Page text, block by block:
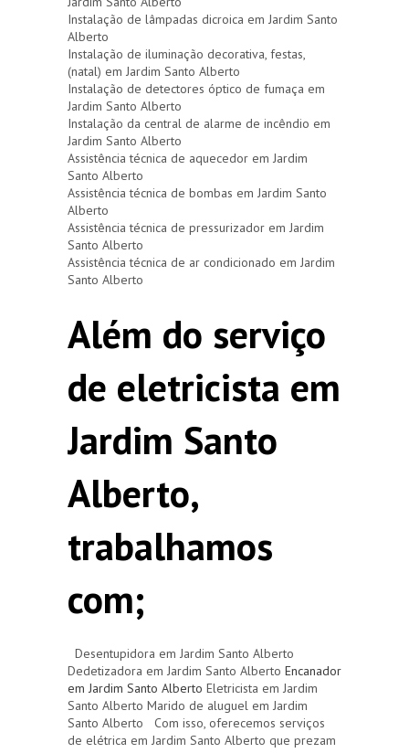
Instalação de lâmpadas dicroica em Jardim Santo
Alberto
Instalação de iluminação decorativa, festas,
(natal) em Jardim Santo Alberto
Instalação de detectores óptico de fumaça em
Jardim Santo Alberto
Instalação da central de alarme de incêndio em
Jardim Santo Alberto
Assistência técnica de aquecedor em Jardim
Santo Alberto
Assistência técnica de bombas em Jardim Santo
Alberto
Assistência técnica de pressurizador em Jardim
Santo Alberto
Assistência técnica de ar condicionado em Jardim
Santo Alberto
Além do serviço
de eletricista em
Jardim Santo
Alberto,
trabalhamos
com;
Desentupidora em Jardim Santo Alberto
Dedetizadora em Jardim Santo Alberto Encanador
em Jardim Santo Alberto Eletricista em Jardim
Santo Alberto Marido de aluguel em Jardim
Santo Alberto Com isso, oferecemos serviços
de elétrica em Jardim Santo Alberto que prezam